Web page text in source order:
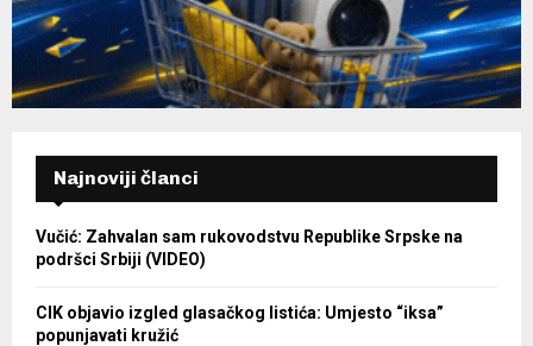
Najnoviji članci
Vučić: Zahvalan sam rukovodstvu Republike Srpske na
podršci Srbiji (VIDEO)
CIK objavio izgled glasačkog listića: Umjesto “iksa”
popunjavati kružić